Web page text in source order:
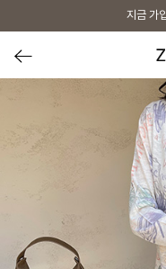
지금 가